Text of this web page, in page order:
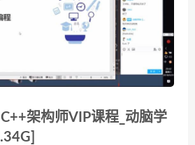
架构师VIP课程_动脑学